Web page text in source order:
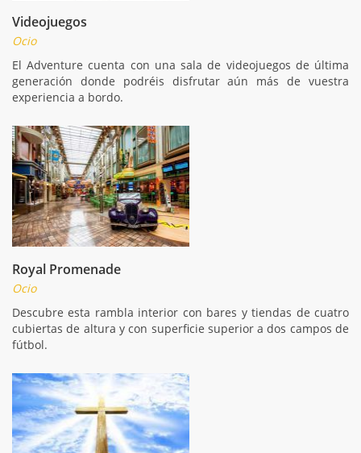
Videojuegos
Ocio
El Adventure cuenta con una sala de videojuegos de última
generación donde podréis disfrutar aún más de vuestra
experiencia a bordo.
Royal Promenade
Ocio
Descubre esta rambla interior con bares y tiendas de cuatro
cubiertas de altura y con superficie superior a dos campos de
fútbol.